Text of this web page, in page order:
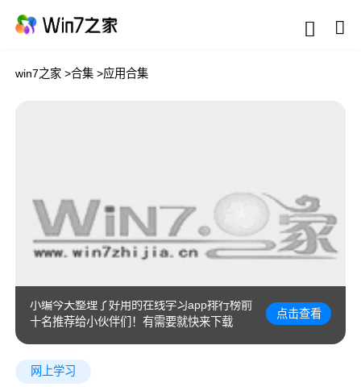
win7之家 >合集 >应用合集
很多用户想要了解最新的在线学习软件有哪
些呢？在线学习软件旨在为用户提供在线学
习的平台，拥有丰富的各种类型网课资源，
一般支持用户将学习的资源和课程资料随时
那么最实用正规的在线学习软件有什么呢？
小编今天整理了好用的在线学习app排行榜前
十名推荐给小伙伴们！有需要就快来下载
点击查看
网上学习